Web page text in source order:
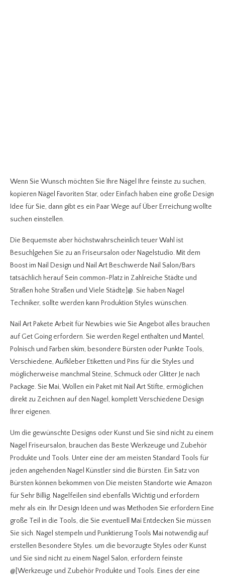
Wenn Sie Wunsch möchten Sie Ihre Nägel Ihre feinste zu suchen,
kopieren Nägel Favoriten Star, oder Einfach haben eine große Design
Idee für Sie, dann gibt es ein Paar Wege auf Über Erreichung wollte
suchen einstellen.
Die Bequemste aber höchstwahrscheinlich teuer Wahl ist
Besuch|gehen Sie zu an Friseursalon oder Nagelstudio. Mit dem
Boost im Nail Design und Nail Art Beschwerde Nail Salon/Bars
tatsächlich herauf Sein common-Platz in Zahlreiche Städte und
Straßen hohe Straßen und Viele Städte]@. Sie haben Nagel
Techniker, sollte werden kann Produktion Styles wünschen.
Nail Art Pakete Arbeit für Newbies wie Sie Angebot alles brauchen
auf Get Going erfordern. Sie werden Regel enthalten und Mantel,
Polnisch und Farben skim, besondere Bürsten oder Punkte Tools,
Verschiedene, Aufkleber Etiketten und Pins für die Styles und
möglicherweise manchmal Steine, Schmuck oder Glitter Je nach
Package. Sie Mai, Wollen ein Paket mit Nail Art Stifte, ermöglichen
direkt zu Zeichnen auf den Nagel, komplett Verschiedene Design
Ihrer eigenen.
Um die gewünschte Designs oder Kunst und Sie sind nicht zu einem
Nagel Friseursalon, brauchen das Beste Werkzeuge und Zubehör
Produkte und Tools. Unter eine der am meisten Standard Tools für
jeden angehenden Nagel Künstler sind die Bürsten. Ein Satz von
Bürsten können bekommen von Die meisten Standorte wie Amazon
für Sehr Billig. Nagelfeilen sind ebenfalls Wichtig und erfordern
mehr als ein. Ihr Design Ideen und was Methoden Sie erfordern Eine
große Teil in die Tools, die Sie eventuell Mai Entdecken Sie müssen
Sie sich. Nagel stempeln und Punktierung Tools Mai notwendig auf
erstellen Besondere Styles. um die bevorzugte Styles oder Kunst
und Sie sind nicht zu einem Nagel Salon, erfordern feinste
@[Werkzeuge und Zubehör Produkte und Tools. Eines der eine